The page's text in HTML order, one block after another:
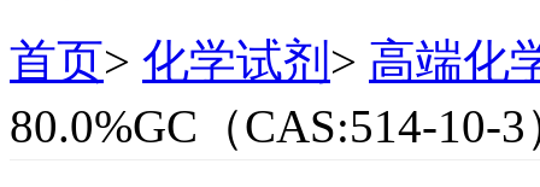
首页> 化学试剂 > 高端化
80.0%GC（CAS:514-10-3